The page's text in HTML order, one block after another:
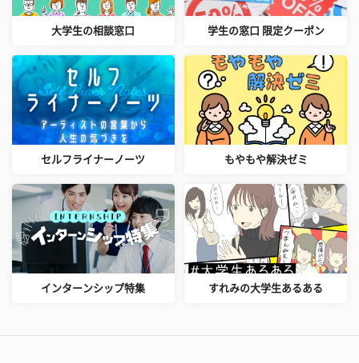
大学生の相談窓口 学生の窓口 限定クーポン
セルフライナーノーツ もやもや解決ゼミ
インターンシップ特集 すれみの大学生あるある